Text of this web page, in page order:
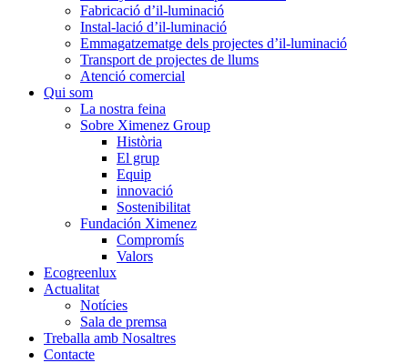
Fabricació d’il-luminació
Instal-lació d’il-luminació
Emmagatzematge dels projectes d’il-luminació
Transport de projectes de llums
Atenció comercial
Qui som
La nostra feina
Sobre Ximenez Group
Història
El grup
Equip
innovació
Sostenibilitat
Fundación Ximenez
Compromís
Valors
Ecogreenlux
Actualitat
Notícies
Sala de premsa
Treballa amb Nosaltres
Contacte